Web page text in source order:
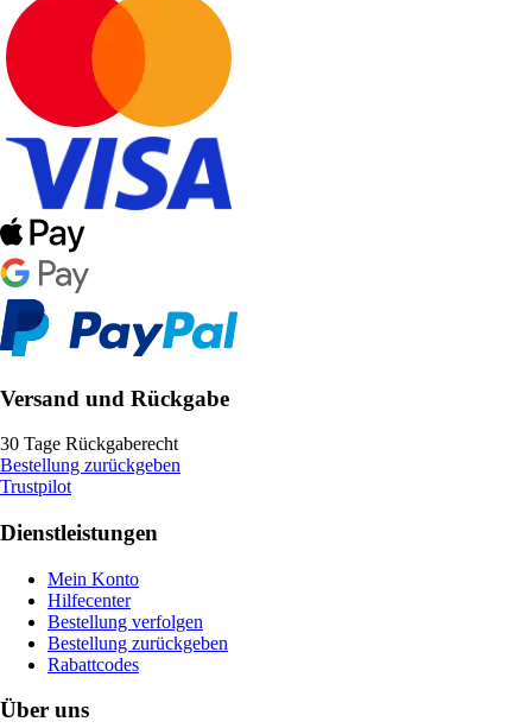
Versand und Rückgabe
30 Tage Rückgaberecht
Bestellung zurückgeben
Trustpilot
Dienstleistungen
Mein Konto
Hilfecenter
Bestellung verfolgen
Bestellung zurückgeben
Rabattcodes
Über uns